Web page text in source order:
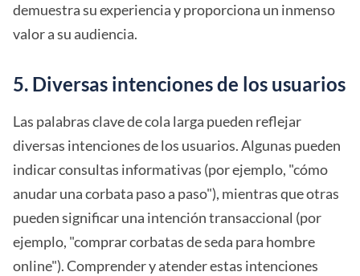
demuestra su experiencia y proporciona un inmenso
valor a su audiencia.
5. Diversas intenciones de los usuarios
Las palabras clave de cola larga pueden reflejar
diversas intenciones de los usuarios. Algunas pueden
indicar consultas informativas (por ejemplo, "cómo
anudar una corbata paso a paso"), mientras que otras
pueden significar una intención transaccional (por
ejemplo, "comprar corbatas de seda para hombre
online"). Comprender y atender estas intenciones